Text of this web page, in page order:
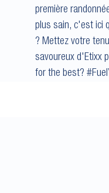
première
plus sain, c'est ici
? Mettez votre
savoureux d'Etixx
for the best?